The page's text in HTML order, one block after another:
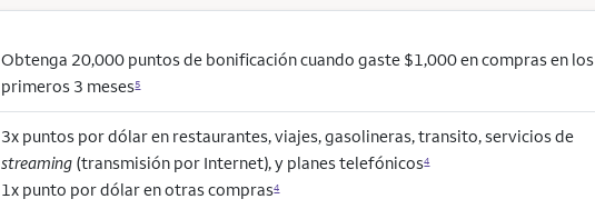
Obtenga 20,000 puntos de bonificación cuando gaste $1,000 en compras en los
primeros 3 meses5
3x puntos por dólar en restaurantes, viajes, gasolineras, transito, servicios de
streaming (transmisión por Internet), y planes telefónicos4
1x punto por dólar en otras compras4